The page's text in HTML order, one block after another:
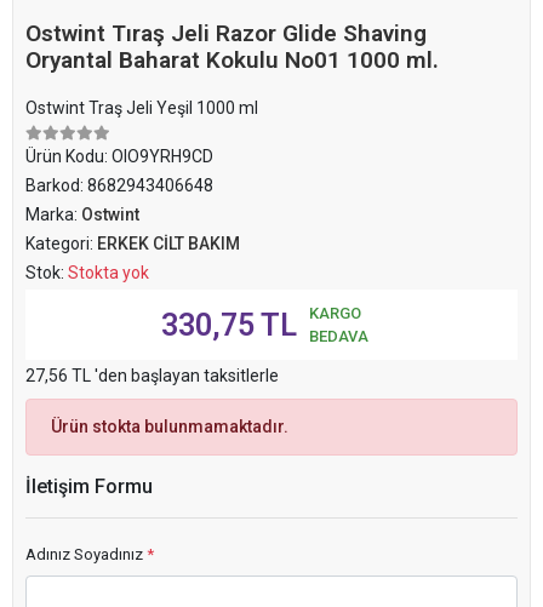
Ostwint Tıraş Jeli Razor Glide Shaving
Oryantal Baharat Kokulu No01 1000 ml.
Ostwint Traş Jeli Yeşil 1000 ml
Ürün Kodu: OIO9YRH9CD
Barkod: 8682943406648
Marka: Ostwint
Kategori: ERKEK CİLT BAKIM
Stok: Stokta yok
330,75 TL
KARGO
BEDAVA
27,56 TL 'den başlayan taksitlerle
Ürün stokta bulunmamaktadır.
İletişim Formu
Adınız Soyadınız *